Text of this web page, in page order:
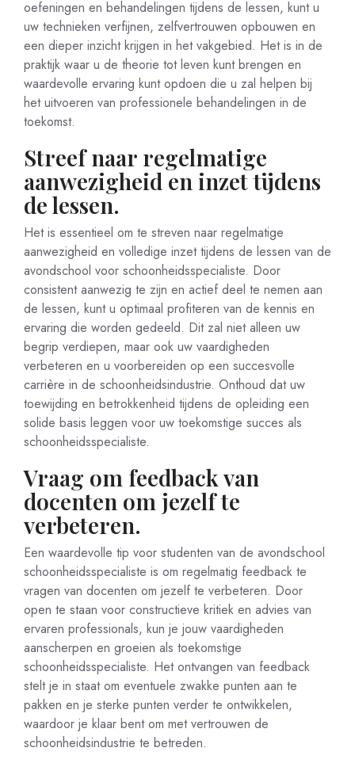
oefeningen en behandelingen tijdens de lessen, kunt u
uw technieken verfijnen, zelfvertrouwen opbouwen en
een dieper inzicht krijgen in het vakgebied. Het is in de
praktijk waar u de theorie tot leven kunt brengen en
waardevolle ervaring kunt opdoen die u zal helpen bij
het uitvoeren van professionele behandelingen in de
toekomst.
Streef naar regelmatige
aanwezigheid en inzet tijdens
de lessen.
Het is essentieel om te streven naar regelmatige
aanwezigheid en volledige inzet tijdens de lessen van de
avondschool voor schoonheidsspecialiste. Door
consistent aanwezig te zijn en actief deel te nemen aan
de lessen, kunt u optimaal profiteren van de kennis en
ervaring die worden gedeeld. Dit zal niet alleen uw
begrip verdiepen, maar ook uw vaardigheden
verbeteren en u voorbereiden op een succesvolle
carrière in de schoonheidsindustrie. Onthoud dat uw
toewijding en betrokkenheid tijdens de opleiding een
solide basis leggen voor uw toekomstige succes als
schoonheidsspecialiste.
Vraag om feedback van
docenten om jezelf te
verbeteren.
Een waardevolle tip voor studenten van de avondschool
schoonheidsspecialiste is om regelmatig feedback te
vragen van docenten om jezelf te verbeteren. Door
open te staan voor constructieve kritiek en advies van
ervaren professionals, kun je jouw vaardigheden
aanscherpen en groeien als toekomstige
schoonheidsspecialiste. Het ontvangen van feedback
stelt je in staat om eventuele zwakke punten aan te
pakken en je sterke punten verder te ontwikkelen,
waardoor je klaar bent om met vertrouwen de
schoonheidsindustrie te betreden.